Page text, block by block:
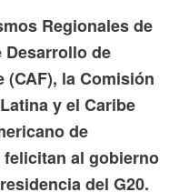
Regionales de
Desarrollo de
(CAF), la Comisión
y el Caribe
de
felicitan al gobierno
del G20.